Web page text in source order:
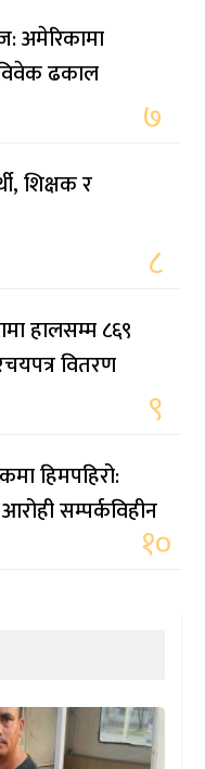
अमेरिकामा
ढकाल
७
शिक्षक र
८
हालसम्म ८६९
वितरण
९
हिमपहिरो:
सम्पर्कविहीन
१०